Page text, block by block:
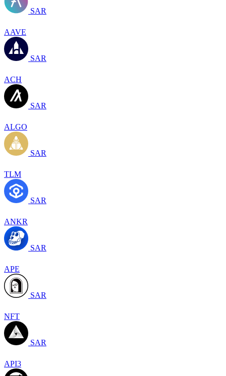
SAR
AAVE
SAR
ACH
SAR
ALGO
SAR
TLM
SAR
ANKR
SAR
APE
SAR
NFT
SAR
API3